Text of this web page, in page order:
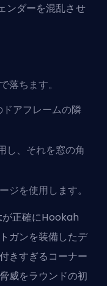
ンダーを混乱させ
落ちます。
アフレームの隣
し、それを窓の角
ジを使用します。
正確にHookah
ガンを装備したデ
きすぎるコーナー
威をラウンドの初